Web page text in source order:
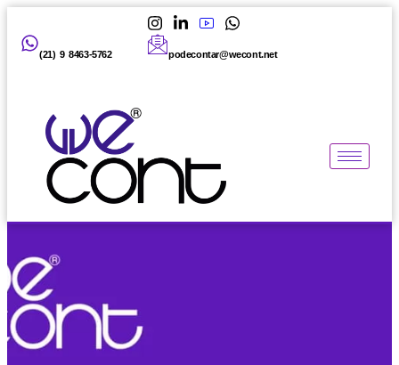
(21) 9 8463-5762 podecontar@wecont.net